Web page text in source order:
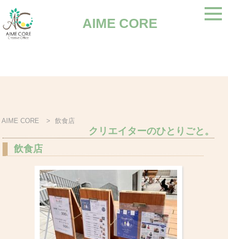
AIME CORE
AIME CORE > 飲食店
クリエイターのひとりごと。
飲食店